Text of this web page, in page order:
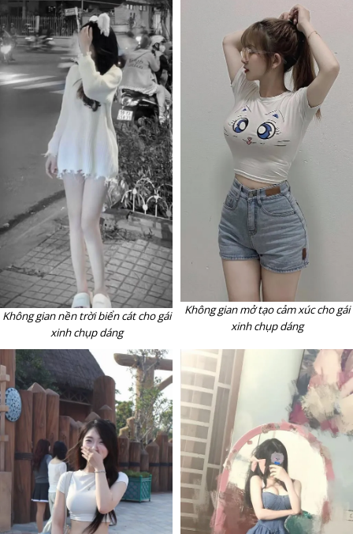
Không gian nền trời biển cát cho gái
xinh chụp dáng
Không gian mở tạo cảm xúc cho gái
xinh chụp dáng